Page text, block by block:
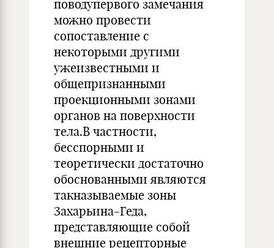
поводупервого замечания
можно провести
сопоставление с
некоторыми другими
ужеизвестными и
общепризнанными
проекционными зонами
органов на поверхности
тела.В частности,
бесспорными и
теоретически достаточно
обоснованными являются
такназываемые зоны
Захарьина-Геда,
представляющие собой
внешние рецепторные